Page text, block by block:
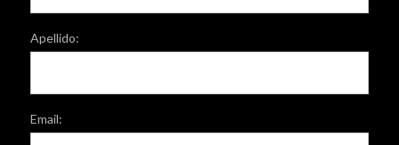
Apellido:
Email: